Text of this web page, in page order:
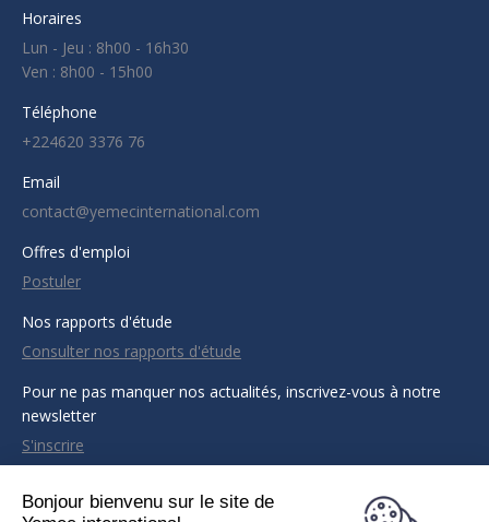
Horaires
Lun - Jeu : 8h00 - 16h30
Ven : 8h00 - 15h00
Téléphone
+224620 3376 76
Email
contact@yemecinternational.com
Offres d'emploi
Postuler
Nos rapports d'étude
Consulter nos rapports d'étude
Pour ne pas manquer nos actualités, inscrivez-vous à notre
newsletter
S'inscrire
CONTACT INFO